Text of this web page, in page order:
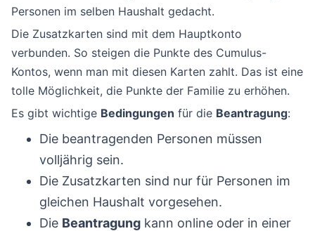
Personen im selben Haushalt gedacht.
Die Zusatzkarten sind mit dem Hauptkonto
verbunden. So steigen die Punkte des Cumulus-
Kontos, wenn man mit diesen Karten zahlt. Das ist eine
tolle Möglichkeit, die Punkte der Familie zu erhöhen.
Es gibt wichtige Bedingungen für die Beantragung:
Die beantragenden Personen müssen
volljährig sein.
Die Zusatzkarten sind nur für Personen im
gleichen Haushalt vorgesehen.
Die Beantragung kann online oder in einer